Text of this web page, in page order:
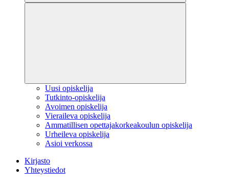
Uusi opiskelija
Tutkinto-opiskelija
Avoimen opiskelija
Vieraileva opiskelija
Ammatillisen opettajakorkeakoulun opiskelija
Urheileva opiskelija
Asioi verkossa
Kirjasto
Yhteystiedot